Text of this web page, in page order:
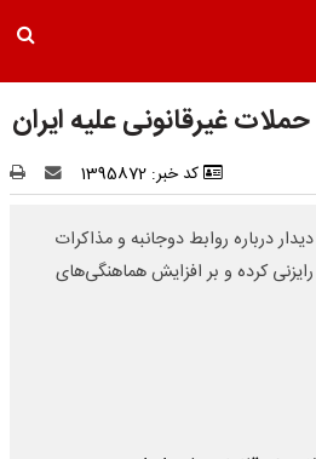
حملات غیرقانونی علیه ایران
کد خبر: 1395872
درباره روابط دوجانبه و مذاکرات
کرده و بر افزایش هماهنگی‌های